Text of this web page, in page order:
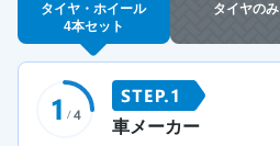
タイヤ・ホイール
4本セット
タイヤのみ
車メーカー